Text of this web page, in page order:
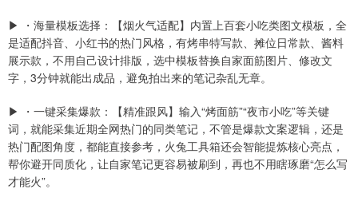
▶ ・海量模板选择：【烟火气适配】内置上百套小吃类图文模板，全
是适配抖音、小红书的热门风格，有烤串特写款、摊位日常款、酱料
展示款，不用自己设计排版，选中模板替换自家面筋图片、修改文
字，3分钟就能出成品，避免拍出来的笔记杂乱无章。
▶ ・一键采集爆款：【精准跟风】输入“烤面筋”“夜市小吃”等关键
词，就能采集近期全网热门的同类笔记，不管是爆款文案逻辑，还是
热门配图角度，都能直接参考，火兔工具箱还会智能提炼核心亮点，
帮你避开同质化，让自家笔记更容易被刷到，再也不用瞎琢磨“怎么写
才能火”。